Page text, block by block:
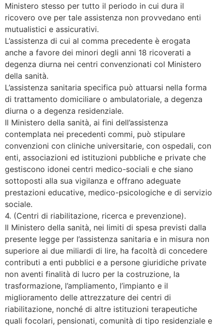
Ministero stesso per tutto il periodo in cui dura il
ricovero ove per tale assistenza non provvedano enti
mutualistici e assicurativi.
L’assistenza di cui al comma precedente è erogata
anche a favore dei minori degli anni 18 ricoverati a
degenza diurna nei centri convenzionati col Ministero
della sanità.
L’assistenza sanitaria specifica può attuarsi nella forma
di trattamento domiciliare o ambulatoriale, a degenza
diurna o a degenza residenziale.
Il Ministero della sanità, ai fini dell’assistenza
contemplata nei precedenti commi, può stipulare
convenzioni con cliniche universitarie, con ospedali, con
enti, associazioni ed istituzioni pubbliche e private che
gestiscono idonei centri medico-sociali e che siano
sottoposti alla sua vigilanza e offrano adeguate
prestazioni educative, medico-psicologiche e di servizio
sociale.
4. (Centri di riabilitazione, ricerca e prevenzione).
Il Ministero della sanità, nei limiti di spesa previsti dalla
presente legge per l’assistenza sanitaria e in misura non
superiore ai due miliardi di lire, ha facoltà di concedere
contributi a enti pubblici e a persone giuridiche private
non aventi finalità di lucro per la costruzione, la
trasformazione, l’ampliamento, l’impianto e il
miglioramento delle attrezzature dei centri di
riabilitazione, nonché di altre istituzioni terapeutiche
quali focolari, pensionati, comunità di tipo residenziale e